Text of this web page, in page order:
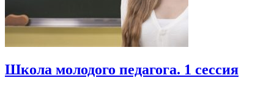
Школа молодого педагога. 1 сессия